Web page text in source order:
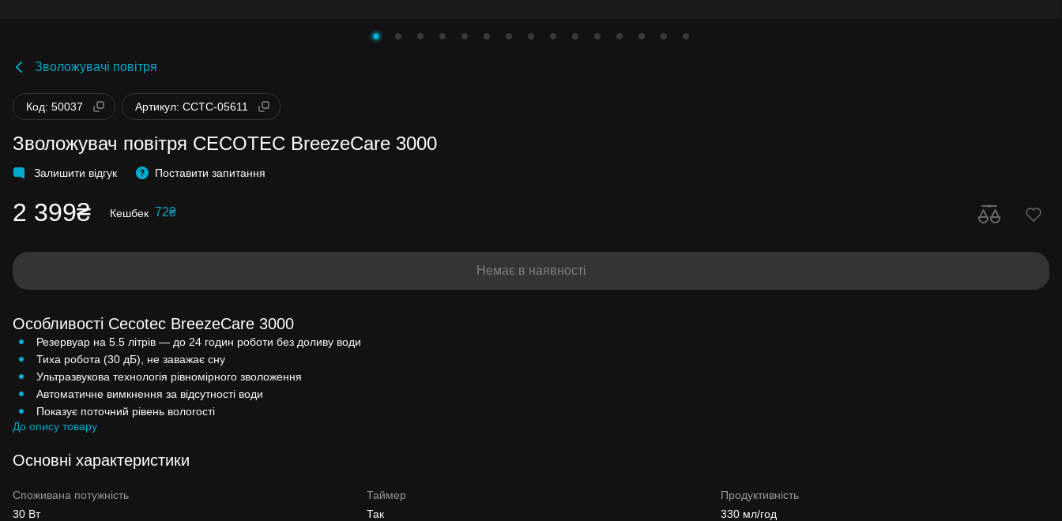
Зволожувачі повітря
Код: 50037 Артикул: CCTC-05611
Зволожувач повітря CECOTEC BreezeCare 3000
Залишити відгук Поставити запитання
2 399₴ Кешбек 72₴
Бонуси стають активними через 14 днів
після покупки.
Баланс можна перевірити у особистому
кабінеті в розділі «Мої бонуси».
Накопиченими бонусами можна сплатити до
99% вартості наступної покупки:
Немає в наявності
Особливості Cecotec BreezeCare 3000
Резервуар на 5.5 літрів — до 24 годин роботи без доливу води
Тиха робота (30 дБ), не заважає сну
Ультразвукова технологія рівномірного зволоження
Автоматичне вимкнення за відсутності води
Показує поточний рівень вологості
До опису товару
Основні характеристики
Споживана потужність
30 Вт
Таймер
Так
Продуктивність
330 мл/год